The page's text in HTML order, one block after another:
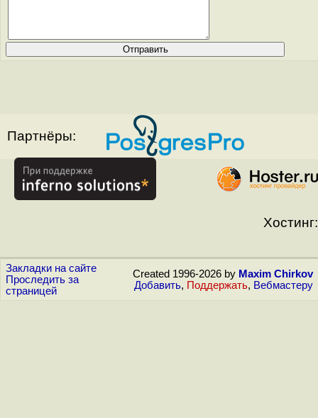
Партнёры:
Хостинг:
Закладки на сайте
Проследить за
страницей
Created 1996-2026 by Maxim Chirkov
Добавить, Поддержать, Вебмастеру